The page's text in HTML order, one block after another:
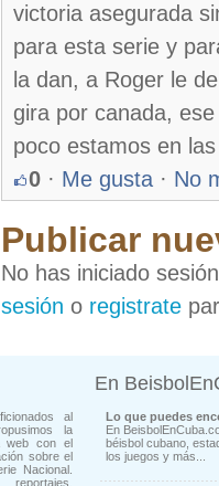
victoria asegurada
para esta serie y
la dan, a Roger le
gira por canada,
poco estamos en
0 · Me gusta · No
Publicar
No has iniciado
sesión o registrate
al
la
web con el
sobre el
Nacional.
En
Lo que puedes
En
béisbol cubano,
los juegos y más...